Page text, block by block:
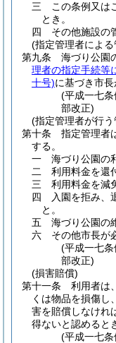
三
この条例又は
とき。
四
その他施設の
(指定管理者による
第九条
海づり公園
理者の指定手続等
十号)に基づき市長
(平成一七
部改正)
(指定管理者が行
第十条
指定管理者
する。
一
海づり公園の
二
利用料金を還
三
利用料金を減
四
入園を拒み、
と。
五
海づり公園の
六
その他市長が
(平成一七
部改正)
(損害賠償)
第十一条
利用者は
くは物品を損傷し
害を賠償しなけれ
得ないと認めると
(平成一七